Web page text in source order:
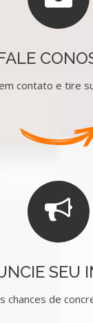
contato e tire
SEU
chances de